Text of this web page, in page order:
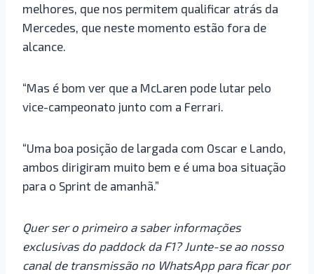
melhores, que nos permitem qualificar atrás da
Mercedes, que neste momento estão fora de
alcance.
“Mas é bom ver que a McLaren pode lutar pelo
vice-campeonato junto com a Ferrari.
“Uma boa posição de largada com Oscar e Lando,
ambos dirigiram muito bem e é uma boa situação
para o Sprint de amanhã.”
Quer ser o primeiro a saber informações
exclusivas do paddock da F1? Junte-se ao nosso
canal de transmissão no WhatsApp para ficar por